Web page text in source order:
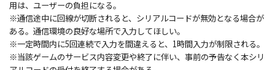
用は、ユーザーの負担になる。
※通信途中に回線が切断されると、シリアルコードが無効となる場合が
ある。通信環境の良好な場所で入力してほしい。
※一定時間内に5回連続で入力を間違えると、1時間入力が制限される。
※当該ゲームのサービス内容変更や終了に伴い、事前の予告なく本シリ